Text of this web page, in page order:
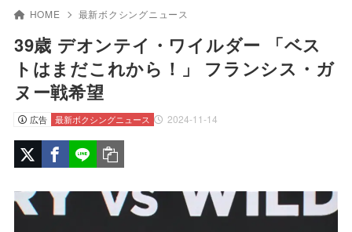
HOME 最新ボクシングニュース
39歳 デオンテイ・ワイルダー 「ベス
トはまだこれから！」 フランシス・ガ
ヌー戦希望
広告 2024-11-14
最新ボクシングニュース